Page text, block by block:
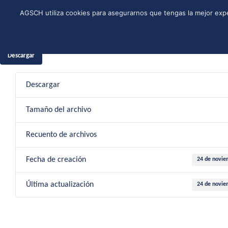
Instagram
Facebook
YouTube
Twitter
Spotify
LinkedIn
Descargar
Descargar
Tamaño del archivo
Recuento de archivos
Fecha de creación 24 de
Última actualización 24 de
AGSCH utiliza cookies para asegurarnos que tengas la mejor